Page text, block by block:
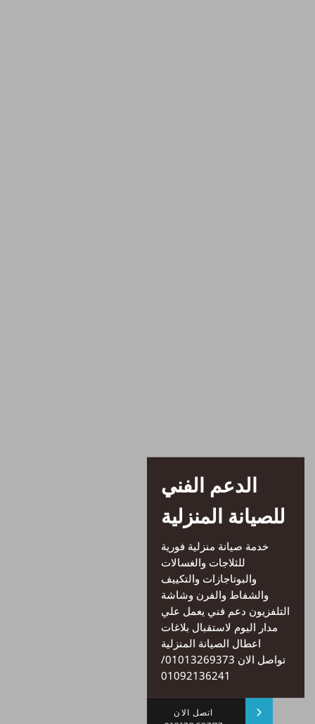
الدعم الفني
للصيانة المنزلية
خدمة صيانة منزلية فورية
للثلاجات والغسالات
والبوتاجازات والتكييف
والشفاط والفرن وشاشة
التلفزيون دعم فني يعمل علي
مدار اليوم لاستقبال بلاغات
اعطال الصيانة المنزلية
تواصل الان 01013269373/
01092136241
اتصل الان